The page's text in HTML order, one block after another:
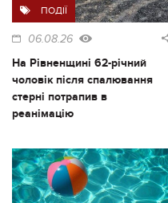
ПОДІЇ
06.08.26
На Рівненщині 62-річний
чоловік після спалювання
стерні потрапив в
реанімацію